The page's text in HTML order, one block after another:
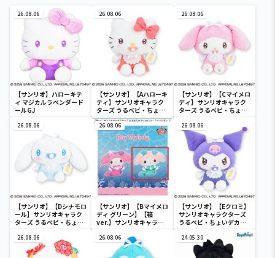
26.08.06
【サンリオ】ハローキテ
ィ マジカルラベンダード
ールGJ
26.08.06
【サンリオ】【Aハローキ
ティ】サンリオキャラク
ターズ うるベビ・ちょい
デカドール
26.08.06
【サンリオ】【Cマイメロ
ディ】サンリオキャラク
ターズ うるベビ・ちょい
26.08.06
【サンリオ】【Dシナモロ
ール】サンリオキャラク
ターズ うるベビ・ちょい
26.08.06
【サンリオ】【Bマイメロ
ディ グリーン】【箱
ver.】サンリオキャラク
SOFVIMATES～マイメロ
ディ マーメイドver. ～
26.08.06
【サンリオ】【Eクロミ】
サンリオキャラクターズ
うるベビ・ちょいデカド
26.08.06 26.08.06 24.05.30